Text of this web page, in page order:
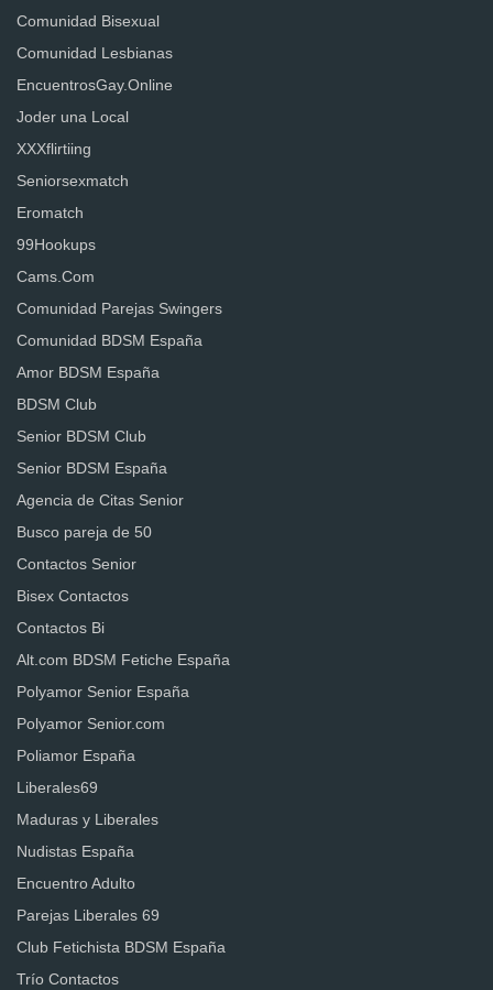
Comunidad Bisexual
Comunidad Lesbianas
EncuentrosGay.Online
Joder una Local
XXXflirtiing
Seniorsexmatch
Eromatch
99Hookups
Cams.Com
Comunidad Parejas Swingers
Comunidad BDSM España
Amor BDSM España
BDSM Club
Senior BDSM Club
Senior BDSM España
Agencia de Citas Senior
Busco pareja de 50
Contactos Senior
Bisex Contactos
Contactos Bi
Alt.com BDSM Fetiche España
Polyamor Senior España
Polyamor Senior.com
Poliamor España
Liberales69
Maduras y Liberales
Nudistas España
Encuentro Adulto
Parejas Liberales 69
Club Fetichista BDSM España
Trío Contactos